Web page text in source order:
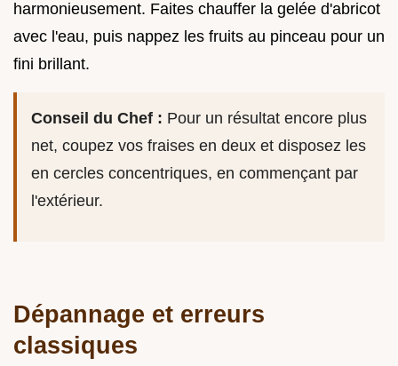
harmonieusement. Faites chauffer la gelée d'abricot
avec l'eau, puis nappez les fruits au pinceau pour un
fini brillant.
Conseil du Chef : Pour un résultat encore plus
net, coupez vos fraises en deux et disposez les
en cercles concentriques, en commençant par
l'extérieur.
Dépannage et erreurs
classiques